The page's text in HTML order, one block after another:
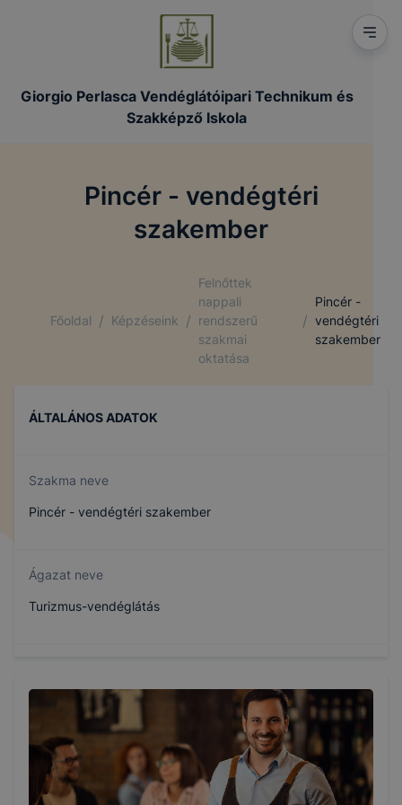
Giorgio Perlasca Vendéglátóipari Technikum és
Szakképző Iskola
Pincér - vendégtéri
szakember
Főoldal / Képzéseink /
Felnőttek
nappali
rendszerű
szakmai
oktatása
/
Pincér -
vendégtéri
szakember
ÁLTALÁNOS ADATOK
Szakma neve
Pincér - vendégtéri szakember
Ágazat neve
Turizmus-vendéglátás
Képzés időtartama
3 év